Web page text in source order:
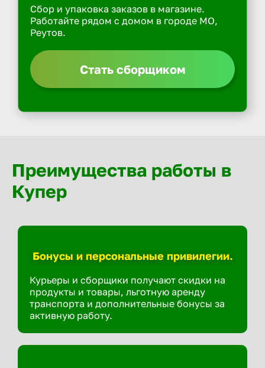
Сбор и упаковка заказов в магазине.
Работайте рядом с домом в городе МО,
Реутов.
Стать сборщиком
Преимущества работы в
Купер
Бонусы и персональные привилегии.
Курьеры и сборщики получают скидки на
продукты и товары, льготную аренду
транспорта и дополнительные бонусы за
активную работу.